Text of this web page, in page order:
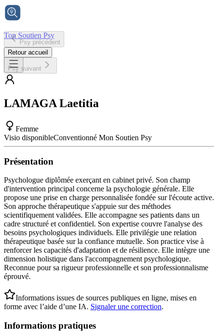
Ton Soutien Psy
Accueil
Psy précédent
Retour accueil
Psy suivant
LAMAGA Laetitia
Femme
Visio disponibleConventionné Mon Soutien Psy
Présentation
Psychologue diplômée exerçant en cabinet privé. Son champ
d'intervention principal concerne la psychologie générale. Elle
propose une prise en charge personnalisée fondée sur l'écoute active.
Son approche thérapeutique s'appuie sur des méthodes
scientifiquement validées. Elle accompagne ses patients dans un
cadre structuré et confidentiel. Son expertise couvre l'analyse des
besoins psychologiques individuels. Elle privilégie une relation
thérapeutique basée sur la confiance mutuelle. Son practice vise à
renforcer les capacités d'adaptation et de résilience. Elle intègre une
dimension holistique dans l'accompagnement psychologique.
Reconnue pour sa rigueur professionnelle et son professionnalisme
éprouvé.
Informations issues de sources publiques en ligne, mises en
forme avec l’aide d’une IA. Signaler une correction.
Informations pratiques